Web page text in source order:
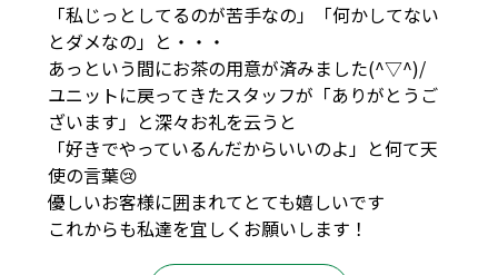
「私じっとしてるのが苦手なの」「何かしてない
とダメなの」と・・・
あっという間にお茶の用意が済みました(^▽^)/
ユニットに戻ってきたスタッフが「ありがとうご
ざいます」と深々お礼を云うと
「好きでやっているんだからいいのよ」と何て天
使の言葉😢
優しいお客様に囲まれてとても嬉しいです
これからも私達を宜しくお願いします！